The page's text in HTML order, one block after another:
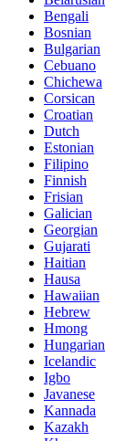
Bengali
Bosnian
Bulgarian
Cebuano
Chichewa
Corsican
Croatian
Dutch
Estonian
Filipino
Finnish
Frisian
Galician
Georgian
Gujarati
Haitian
Hausa
Hawaiian
Hebrew
Hmong
Hungarian
Icelandic
Igbo
Javanese
Kannada
Kazakh